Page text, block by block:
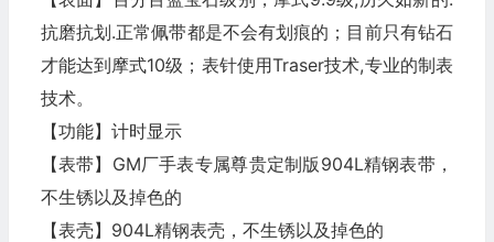
抗磨抗划.正常佩带都是不会有划痕的；目前只有钻石
才能达到摩式10级；表针使用Traser技术,专业的制表
技术。
【功能】计时显示
【表带】GM厂手表专属尊贵定制版904L精钢表带，
不生锈以及掉色的
【表壳】904L精钢表壳，不生锈以及掉色的